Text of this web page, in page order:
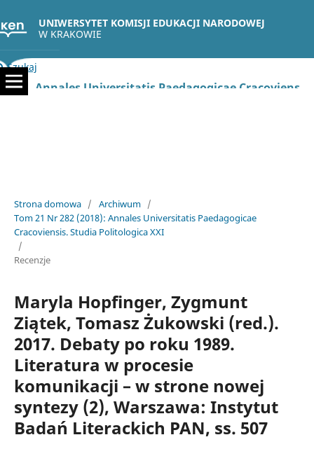
UNIWERSYTET KOMISJI EDUKACJI NARODOWEJ
W KRAKOWIE
Szukaj
Strona domowa / Archiwum /
Tom 21 Nr 282 (2018): Annales Universitatis Paedagogicae
Cracoviensis. Studia Politologica XXI
/
Recenzje
Maryla Hopfinger, Zygmunt
Ziątek, Tomasz Żukowski (red.).
2017. Debaty po roku 1989.
Literatura w procesie
komunikacji – w strone nowej
syntezy (2), Warszawa: Instytut
Badań Literackich PAN, ss. 507